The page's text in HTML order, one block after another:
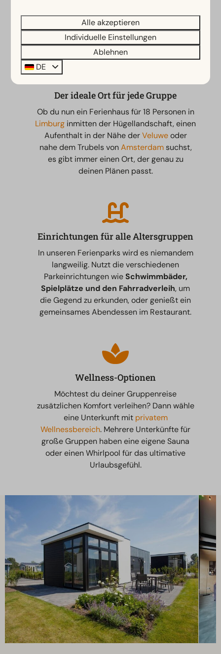
für euch? Dann ist es auch möglich, verschiedene
Häuser direkt nebeneinander zu reservieren.
Der ideale Ort für jede Gruppe
Ob du nun ein Ferienhaus für 18 Personen in
Limburg inmitten der Hügellandschaft, einen
Aufenthalt in der Nähe derVeluweoder
nahe dem Trubels vonAmsterdamsuchst,
es gibt immer einen Ort, der genau zu
deinen Plänen passt.
Einrichtungen für alle Altersgruppen
In unseren Ferienparks wird es niemandem
langweilig. Nutzt die verschiedenen
Parkeinrichtungen wie Schwimmbäder,
Spielplätze und den Fahrradverleih, um
die Gegend zu erkunden, oder genießt ein
gemeinsames Abendessen im Restaurant.
Wellness-Optionen
Möchtest du deiner Gruppenreise
zusätzlichen Komfort verleihen? Dann wähle
eine Unterkunft mit privatem
Wellnessbereich. Mehrere Unterkünfte für
große Gruppen haben eine eigene Sauna
oder einen Whirlpool für das ultimative
Urlaubsgefühl.
Alle akzeptieren
Individuelle Einstellungen
Ablehnen
DE